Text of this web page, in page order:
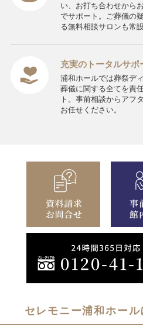
い、お打ち合わせから
でサポート。ご葬儀の
る無料相談サロンも常設
充実のトータルサポ
浦和ホールでは葬祭デ
葬儀に関する全てを責
ト。事前相談からアフ
お任せください。
セレモニー浦和ホール